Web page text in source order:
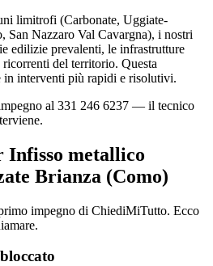
limitrofi (Carbonate, Uggiate-
San Nazzaro Val Cavargna), i nostri
edilizie prevalenti, le infrastrutture
del territorio. Questa
in interventi più rapidi e risolutivi.
al 331 246 6237 — il tecnico
Infisso metallico
Brianza (Como)
impegno di ChiediMiTutto. Ecco